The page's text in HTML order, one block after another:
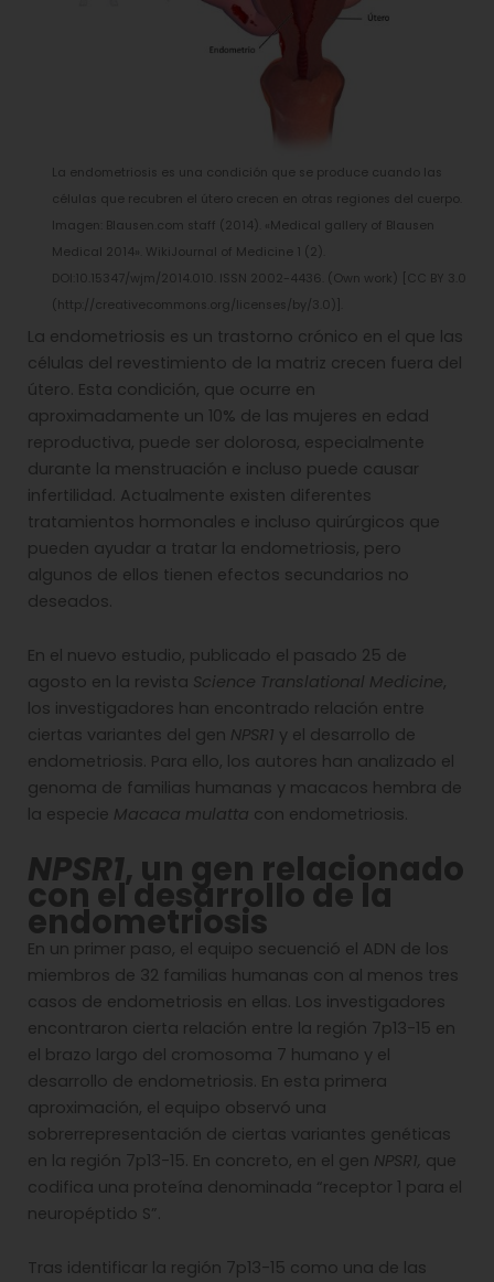
La endometriosis es una condición que se produce cuando las
células que recubren el útero crecen en otras regiones del cuerpo.
Imagen: Blausen.com staff (2014). «Medical gallery of Blausen
Medical 2014». WikiJournal of Medicine 1 (2).
DOI:10.15347/wjm/2014.010. ISSN 2002-4436. (Own work) [CC BY 3.0
(http://creativecommons.org/licenses/by/3.0)].
La endometriosis es un trastorno crónico en el que las
células del revestimiento de la matriz crecen fuera del
útero. Esta condición, que ocurre en
aproximadamente un 10% de las mujeres en edad
reproductiva, puede ser dolorosa, especialmente
durante la menstruación e incluso puede causar
infertilidad. Actualmente existen diferentes
tratamientos hormonales e incluso quirúrgicos que
pueden ayudar a tratar la endometriosis, pero
algunos de ellos tienen efectos secundarios no
deseados.
En el nuevo estudio, publicado el pasado 25 de
agosto en la revista Science Translational Medicine,
los investigadores han encontrado relación entre
ciertas variantes del gen NPSR1 y el desarrollo de
endometriosis. Para ello, los autores han analizado el
genoma de familias humanas y macacos hembra de
la especie Macaca mulatta con endometriosis.
NPSR1, un gen relacionado
con el desarrollo de la
endometriosis
En un primer paso, el equipo secuenció el ADN de los
miembros de 32 familias humanas con al menos tres
casos de endometriosis en ellas. Los investigadores
encontraron cierta relación entre la región 7p13-15 en
el brazo largo del cromosoma 7 humano y el
desarrollo de endometriosis. En esta primera
aproximación, el equipo observó una
sobrerrepresentación de ciertas variantes genéticas
en la región 7p13-15. En concreto, en el gen NPSR1, que
codifica una proteína denominada “receptor 1 para el
neuropéptido S”.
Tras identificar la región 7p13-15 como una de las